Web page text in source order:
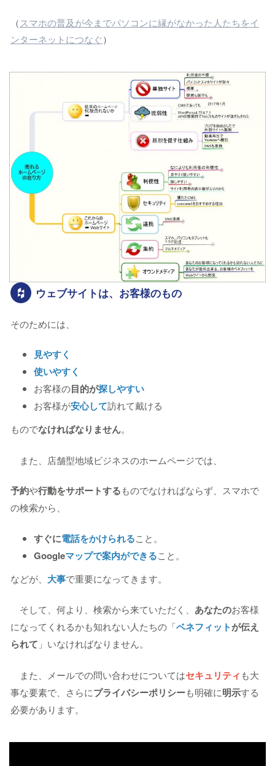
（スマホの普及が今までパソコンに縁がなかった人たちをイ
ンターネットにつなぐ）
ウェブサイトは、お客様のもの
そのためには、
見やすく
使いやすく
お客様の目的が探しやすい
お客様が安心して訪れて戴ける
ものでなければなりません。
また、店舗型地域ビジネスのホームページでは、
予約や行動をサポートするものでなければならず、スマホで
の検索から、
すぐに電話をかけられること。
Googleマップで案内ができること。
などが、 大事で重要になってきます。
そして、何より、検索から来ていただく、 あなたのお客様
になってくれるかも知れない人たちの「ベネフィットが伝え
られて 」いなければなりません。
また、メールでの問い合わせについてはセキュリティ も大
事な要素で、さらにプライバシーポリシーも明確に明示する
必要があります。